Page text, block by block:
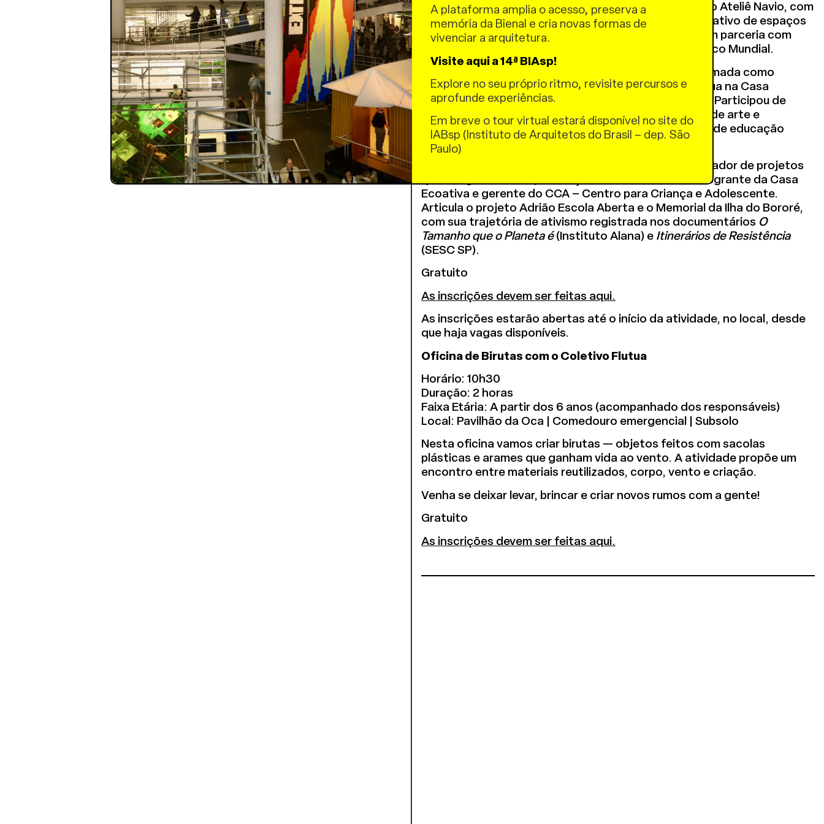
Ursula Troncoso,arquiteta e urbanista, fundadora do Ateliê Navio, com
mais de 10 anos de atuação em planejamento participativo de espaços
públicos, habitação e cidades amigas das crianças, em parceria com
programas como o Urban95 Brasil e iniciativas do Banco Mundial.
, moradora da Ilha do Bororé. Formada como
agente cultural pelo Percurso Cultural, atualmente atua na Casa
Ecoativa é co-fundadora do coletivo Na Ilha Agência. Participou de
diversas formações e oficinas, como o NAEA (Núcleo de arte e
educação ambiental) com a FAUUSP, e uma formação de educação
ambiental juntamente com o Humanaterra.
, gestor e coordenador de projetos
que integram cultura, educação e meio ambiente. Integrante da Casa
Ecoativa e gerente do CCA – Centro para Criança e Adolescente.
Articula o projeto Adrião Escola Aberta e o Memorial da Ilha do Bororé,
com sua trajetória de ativismo registrada nos documentários O
Tamanho que o Planeta é(Instituto Alana) e Itinerários de Resistência
(SESC SP).
Gratuito
As inscrições devem ser feitas aqui.
As inscrições estarão abertas até o início da atividade, no local, desde
que haja vagas disponíveis.
Oficina de Birutas com o Coletivo Flutua
Horário: 10h30
Duração: 2 horas
Faixa Etária: A partir dos 6 anos (acompanhado dos responsáveis)
Local: Pavilhão da Oca | Comedouro emergencial | Subsolo
Nesta oficina vamos criar birutas — objetos feitos com sacolas
plásticas e arames que ganham vida ao vento. A atividade propõe um
encontro entre materiais reutilizados, corpo, vento e criação.
Venha se deixar levar, brincar e criar novos rumos com a gente!
Gratuito
As inscrições devem ser feitas aqui.
A plataforma amplia o acesso, preserva a
memória da Bienal e cria novas formas de
vivenciar a arquitetura.
Visite aqui a 14ª BIAsp!
Explore no seu próprio ritmo, revisite percursos e
aprofunde experiências.
Em breve o tour virtual estará disponível no site do
IABsp (Instituto de Arquitetos do Brasil – dep. São
Paulo)